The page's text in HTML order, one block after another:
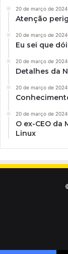
20 de março de 2024
Atenção
20 de março de 2024
Eu sei que
20 de março de 2024
Detalhes da
20 de março de 2024
20 de março de 2024
O ex-CEO
Linux